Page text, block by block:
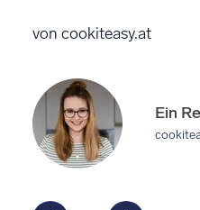
von cookiteasy.at
Ein